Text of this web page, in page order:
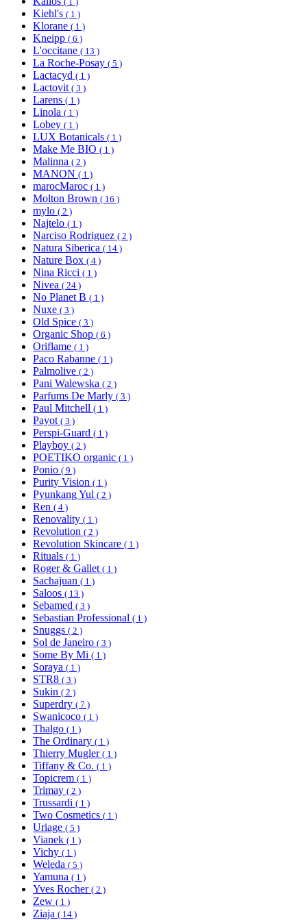
Kiehl's ( 1 )
Klorane ( 1 )
Kneipp ( 6 )
L'occitane ( 13 )
La Roche-Posay ( 5 )
Lactacyd ( 1 )
Lactovit ( 3 )
Larens ( 1 )
Linola ( 1 )
Lobey ( 1 )
LUX Botanicals ( 1 )
Make Me BIO ( 1 )
Malinna ( 2 )
MANON ( 1 )
marocMaroc ( 1 )
Molton Brown ( 16 )
mylo ( 2 )
Najtelo ( 1 )
Narciso Rodriguez ( 2 )
Natura Siberica ( 14 )
Nature Box ( 4 )
Nina Ricci ( 1 )
Nivea ( 24 )
No Planet B ( 1 )
Nuxe ( 3 )
Old Spice ( 3 )
Organic Shop ( 6 )
Oriflame ( 1 )
Paco Rabanne ( 1 )
Palmolive ( 2 )
Pani Walewska ( 2 )
Parfums De Marly ( 3 )
Paul Mitchell ( 1 )
Payot ( 3 )
Perspi-Guard ( 1 )
Playboy ( 2 )
POETIKO organic ( 1 )
Ponio ( 9 )
Purity Vision ( 1 )
Pyunkang Yul ( 2 )
Ren ( 4 )
Renovality ( 1 )
Revolution ( 2 )
Revolution Skincare ( 1 )
Rituals ( 1 )
Roger & Gallet ( 1 )
Sachajuan ( 1 )
Saloos ( 13 )
Sebamed ( 3 )
Sebastian Professional ( 1 )
Snuggs ( 2 )
Sol de Janeiro ( 3 )
Some By Mi ( 1 )
Soraya ( 1 )
STR8 ( 3 )
Sukin ( 2 )
Superdry ( 7 )
Swanicoco ( 1 )
Thalgo ( 1 )
The Ordinary ( 1 )
Thierry Mugler ( 1 )
Tiffany & Co. ( 1 )
Topicrem ( 1 )
Trimay ( 2 )
Trussardi ( 1 )
Two Cosmetics ( 1 )
Uriage ( 5 )
Vianek ( 1 )
Vichy ( 1 )
Weleda ( 5 )
Yamuna ( 1 )
Yves Rocher ( 2 )
Zew ( 1 )
Ziaja ( 14 )